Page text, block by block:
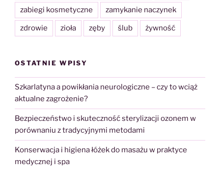
zabiegi kosmetyczne zamykanie naczynek
zdrowie zioła zęby ślub żywność
OSTATNIE WPISY
Szkarlatyna a powikłania neurologiczne – czy to wciąż
aktualne zagrożenie?
Bezpieczeństwo i skuteczność sterylizacji ozonem w
porównaniu z tradycyjnymi metodami
Konserwacja i higiena łóżek do masażu w praktyce
medycznej i spa